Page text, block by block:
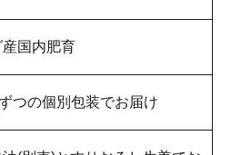
産国内肥育
つの個別包装でお届け